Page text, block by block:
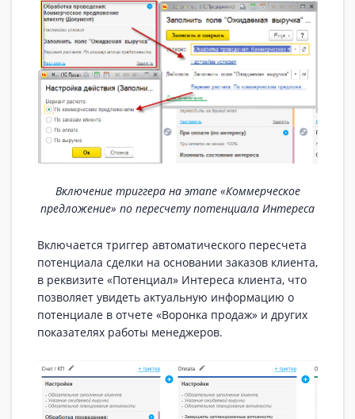
Включение триггера на этапе «Коммерческое
предложение» по пересчету потенциала Интереса
Включается триггер автоматического пересчета
потенциала сделки на основании заказов клиента,
в реквизите «Потенциал» Интереса клиента, что
позволяет увидеть актуальную информацию о
потенциале в отчете «Воронка продаж» и других
показателях работы менеджеров.